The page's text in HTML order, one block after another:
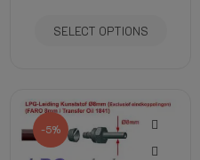
SELECT OPTIONS
-5%